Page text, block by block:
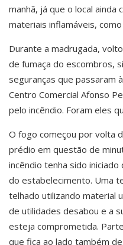
manhã, já que o local
materiais inflamáveis,
Durante a madrugada,
de fumaça do escombros,
seguranças que passaram
Centro Comercial Afonso
pelo incêndio. Foram eles
O fogo começou por volta
prédio em questão de
incêndio tenha sido
do estabelecimento. Uma
telhado utilizando material
de utilidades desabou e a
esteja comprometida.
que fica ao lado também